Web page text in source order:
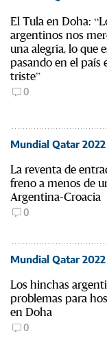
El Tula en Doha:
argentinos nos
una alegría, lo que
pasando en el país
triste”
0
Mundial Qatar 2022
La reventa de
freno a menos de
Argentina-Croacia
0
Mundial Qatar 2022
Los hinchas
problemas para
en Doha
0